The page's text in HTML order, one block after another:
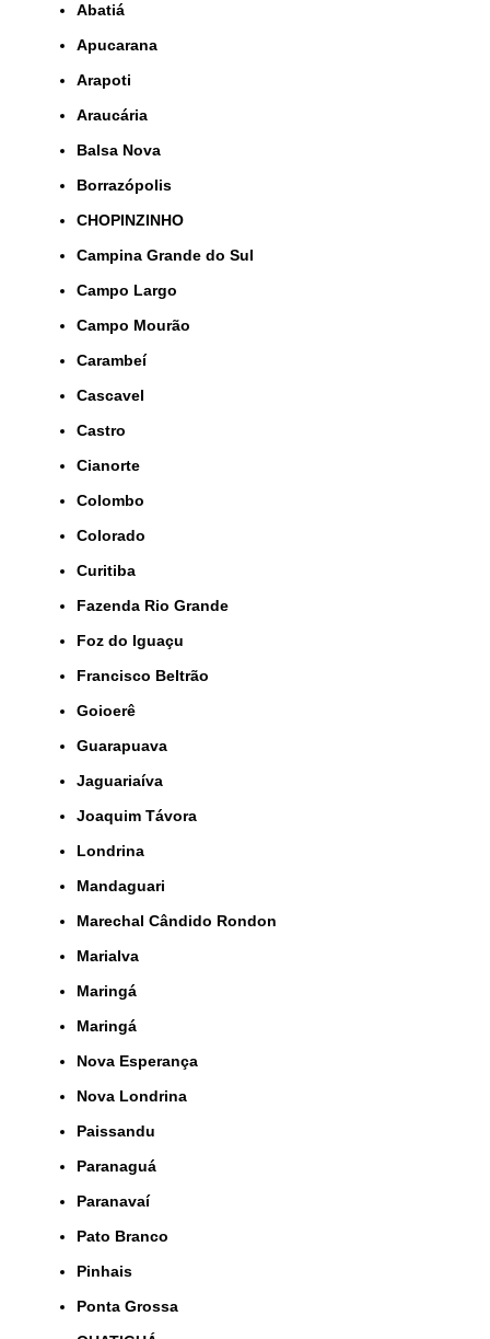
Abatiá
Apucarana
Arapoti
Araucária
Balsa Nova
Borrazópolis
CHOPINZINHO
Campina Grande do Sul
Campo Largo
Campo Mourão
Carambeí
Cascavel
Castro
Cianorte
Colombo
Colorado
Curitiba
Fazenda Rio Grande
Foz do Iguaçu
Francisco Beltrão
Goioerê
Guarapuava
Jaguariaíva
Joaquim Távora
Londrina
Mandaguari
Marechal Cândido Rondon
Marialva
Maringá
Maringá
Nova Esperança
Nova Londrina
Paissandu
Paranaguá
Paranavaí
Pato Branco
Pinhais
Ponta Grossa